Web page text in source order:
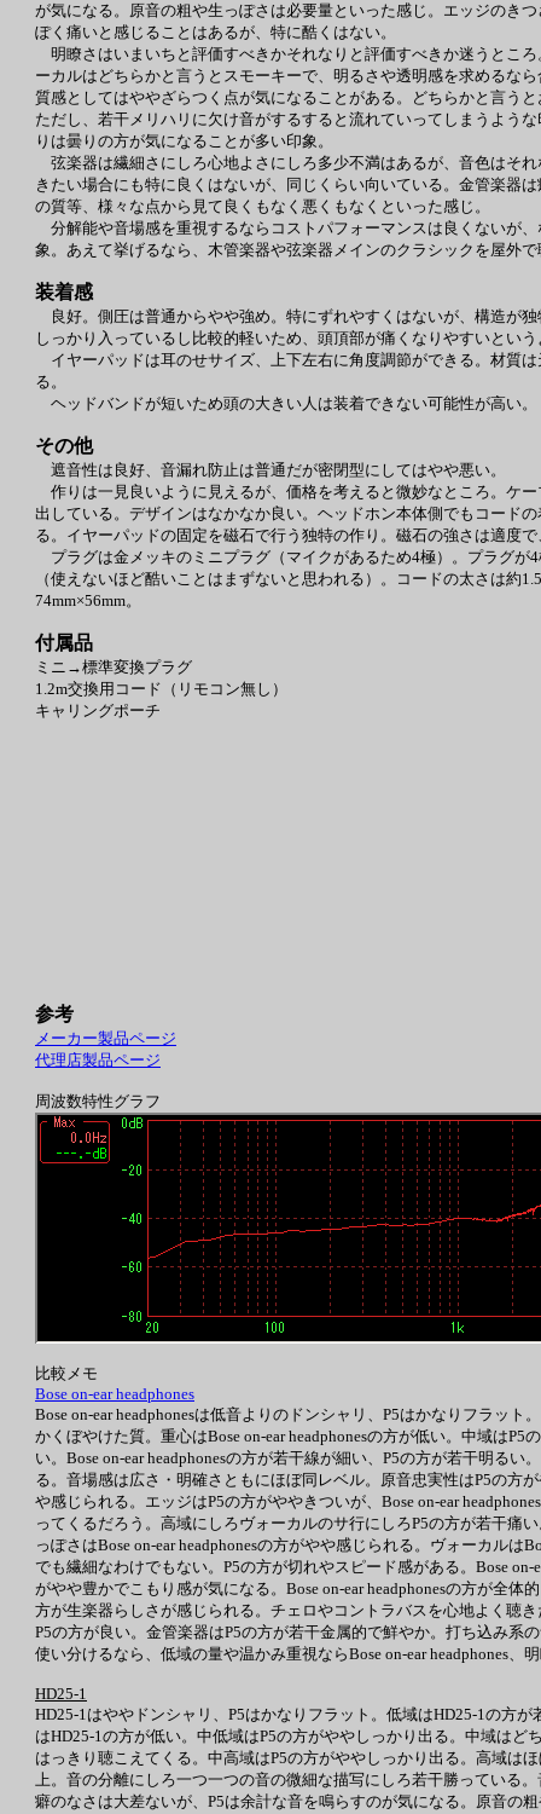
が気になる。原音の粗や生っぽさは必要量といった感じ。エッジのき
ぽく痛いと感じることはあるが、特に酷くはない。
明瞭さはいまいちと評価すべきかそれなりと評価すべきか迷うとこ
ーカルはどちらかと言うとスモーキーで、明るさや透明感を求めるな
質感としてはややざらつく点が気になることがある。どちらかと言う
ただし、若干メリハリに欠け音がするすると流れていってしまうよう
りは曇りの方が気になることが多い印象。
弦楽器は繊細さにしろ心地よさにしろ多少不満はあるが、音色はそ
きたい場合にも特に良くはないが、同じくらい向いている。金管楽器
の質等、様々な点から見て良くもなく悪くもなくといった感じ。
分解能や音場感を重視するならコストパフォーマンスは良くないが
象。あえて挙げるなら、木管楽器や弦楽器メインのクラシックを屋外
装着感
良好。側圧は普通からやや強め。特にずれやすくはないが、構造が
しっかり入っているし比較的軽いため、頭頂部が痛くなりやすいとい
イヤーパッドは耳のせサイズ、上下左右に角度調節ができる。材質
る。
ヘッドバンドが短いため頭の大きい人は装着できない可能性が高い。
その他
遮音性は良好、音漏れ防止は普通だが密閉型にしてはやや悪い。
作りは一見良いように見えるが、価格を考えると微妙なところ。ケ
出している。デザインはなかなか良い。ヘッドホン本体側でもコード
る。イヤーパッドの固定を磁石で行う独特の作り。磁石の強さは適度
プラグは金メッキのミニプラグ（マイクがあるため4極）。プラグが
（使えないほど酷いことはまずないと思われる）。コードの太さは約
74mm×56mm。
付属品
ミニ→標準変換プラグ
1.2m交換用コード（リモコン無し）
キャリングポーチ
参考
メーカー製品ページ
代理店製品ページ
周波数特性グラフ
比較メモ
Bose on-ear headphones
Bose on-ear headphonesは低音よりのドンシャリ、P5はかなりフラット
かくぼやけた質。重心はBose on-ear headphonesの方が低い。中域は
い。Bose on-ear headphonesの方が若干線が細い、P5の方が若干明る
る。音場感は広さ・明確さともにほぼ同レベル。原音忠実性はP5の方
や感じられる。エッジはP5の方がややきついが、Bose on-ear
ってくるだろう。高域にしろヴォーカルのサ行にしろP5の方が若干痛
っぽさはBose on-ear headphonesの方がやや感じられる。ヴォーカル
でも繊細なわけでもない。P5の方が切れやスピード感がある。Bose on-
がやや豊かでこもり感が気になる。Bose on-ear headphonesの方が全体
方が生楽器らしさが感じられる。チェロやコントラバスを心地よく聴
P5の方が良い。金管楽器はP5の方が若干金属的で鮮やか。打ち込み系
使い分けるなら、低域の量や温かみ重視ならBose on-ear headphones、
HD25-1
HD25-1はややドンシャリ、P5はかなりフラット。低域はHD25-1の方
はHD25-1の方が低い。中低域はP5の方がややしっかり出る。中域は
はっきり聴こえてくる。中高域はP5の方がややしっかり出る。高域は
上。音の分離にしろ一つ一つの音の微細な描写にしろ若干勝っている
癖のなさは大差ないが、P5は余計な音を鳴らすのが気になる。原音の